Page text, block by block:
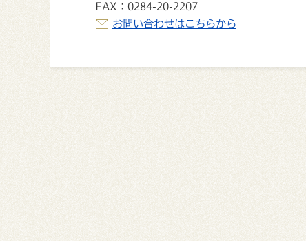
FAX： 0284-20-2207
お問い合わせはこちらから